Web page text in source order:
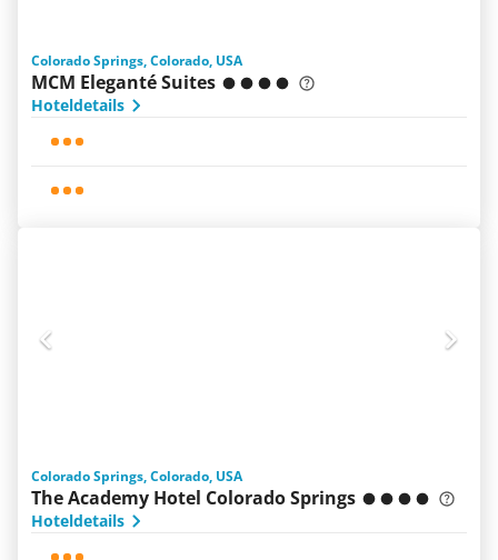
Colorado Springs, Colorado, USA
MCM Eleganté Suites
Hoteldetails
Colorado Springs, Colorado, USA
The Academy Hotel Colorado Springs
Hoteldetails